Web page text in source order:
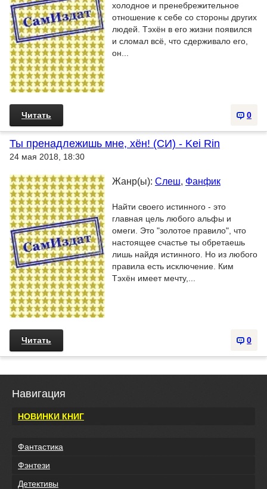
холодное и пренебрежительное
отношение к себе со стороны других
людей. Тэхён в его жизни появился
и сломал всё, что сдерживало его,
он...
0
Читать
Ты пренадлежишь мне, хён! (СИ) - Kei Rin
24 мая 2018, 18:30
Жанр(ы): Слеш, Фанфик
Найти своего истинного - это
главная цель любого альфы и
омеги. Это "золотое правило", что
настоящее счастье ты обретаешь
лишь найдя истинного. Но из любого
правила есть исключение. Ким
Тэхён имеет мечту,...
0
Читать
Навигация
НОВИНКИ КНИГ
Фантастика
Фэнтези
Детективы